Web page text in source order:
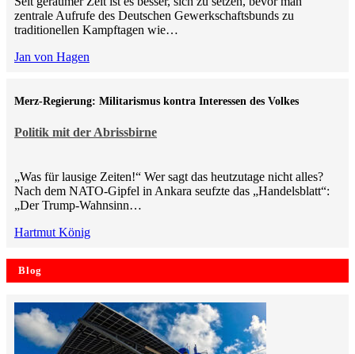
zentrale Aufrufe des Deutschen Gewerkschaftsbunds zu
traditionellen Kampftagen wie…
Jan von Hagen
Politik mit der Abrissbirne
Merz-Regierung: Militarismus kontra Inte­ressen des Volkes
„Was für lausige Zeiten!“ Wer sagt das heutzutage nicht alles?
Nach dem NATO-Gipfel in Ankara seufzte das „Handelsblatt“:
„Der Trump-Wahnsinn…
Hartmut König
Blog